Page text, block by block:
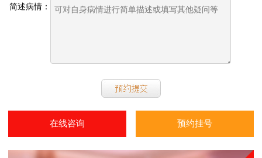
简述病情：
在线咨询 预约挂号